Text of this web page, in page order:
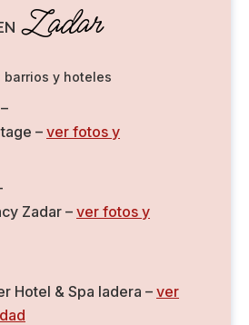
Zadar
y hoteles
–
– ver fotos y
Zadar –ver fotos y
Hotel & Spa Iadera – ver